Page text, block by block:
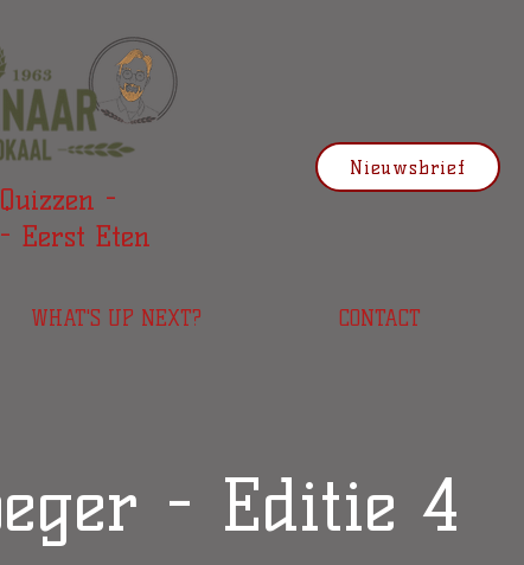
-
Eerst Eten
WHAT'S UP NEXT? CONTACT
Nieuwsbrief
- Editie 4